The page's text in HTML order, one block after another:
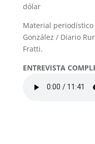
dólar
Material
González / Diario
Fratti.
ENTREVISTA